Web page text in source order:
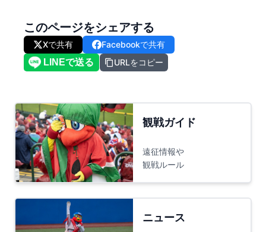
このページをシェアする
Xで共有
Facebookで共有
URLをコピー
観戦ガイド
遠征情報や
観戦ルール
ニュース